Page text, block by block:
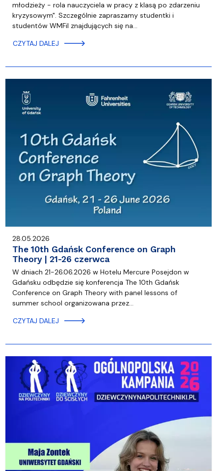
młodzieży - rola nauczyciela w pracy z klasą po zdarzeniu
kryzysowym". Szczególnie zapraszamy studentki i
studentów WMFiI znajdujących się na…
CZYTAJ DALEJ
28.05.2026
The 10th Gdańsk Conference on Graph
Theory | 21-26 czerwca
W dniach 21-26.06.2026 w Hotelu Mercure Posejdon w
Gdańsku odbędzie się konferencja The 10th Gdańsk
Conference on Graph Theory with panel lessons of
summer school organizowana przez…
CZYTAJ DALEJ